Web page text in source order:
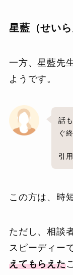
星藍（せい
一方、星藍先
ようです。
話
ぐ
引
この方は、時
ただし、相談
スピーディー
えてもらえた